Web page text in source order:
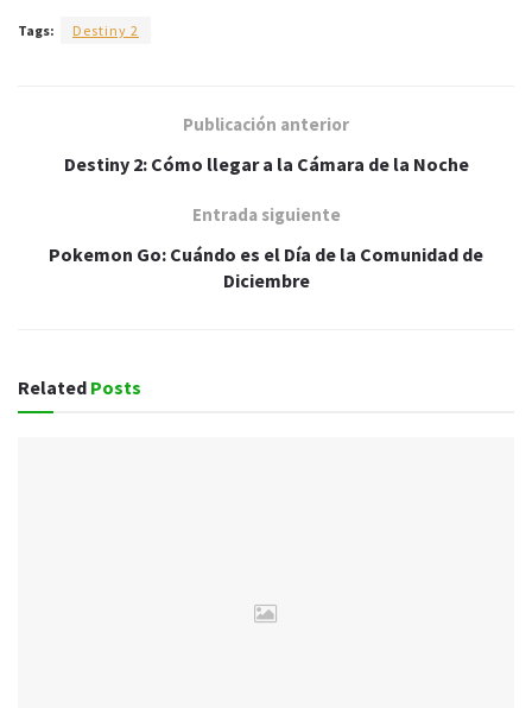
Tags: Destiny 2
Publicación anterior
Destiny 2: Cómo llegar a la Cámara de la Noche
Entrada siguiente
Pokemon Go: Cuándo es el Día de la Comunidad de
Diciembre
Related Posts